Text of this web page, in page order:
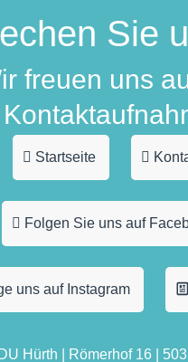
Sie
freuen uns
Startseite
Folgen Sie uns auf
uns auf Instagram
Hürth | Römerhof 16 |